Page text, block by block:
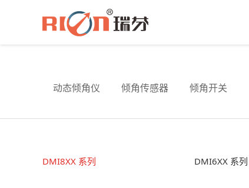
动态倾角仪 倾角传感器 倾角开关
DMI8XX 系列 DMI6XX 系列